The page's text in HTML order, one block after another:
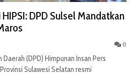
DPD Sulsel Mandatkan
0
(DPD) Himpunan Insan Pers
Sulawesi Selatan resmi